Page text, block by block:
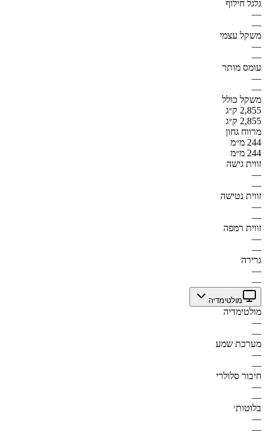
גלגל חילוף
—
—
משקל עצמי
—
—
עומס מותר
—
—
משקל כולל
2,855 ק״ג
2,855 ק״ג
מרווח גחון
244 מ״מ
244 מ״מ
זווית גישה
—
—
זווית נטישה
—
—
זווית רמפה
—
—
גרירה
—
—
מולטימדיה
מולטימדיה
—
—
מערכת שמע
—
—
חיבור סלולרי
—
—
בלוטות׳
—
—